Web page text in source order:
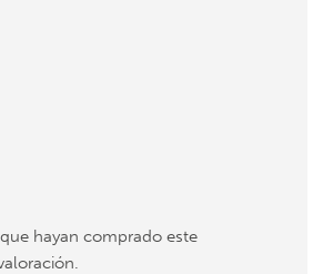
hayan comprado este